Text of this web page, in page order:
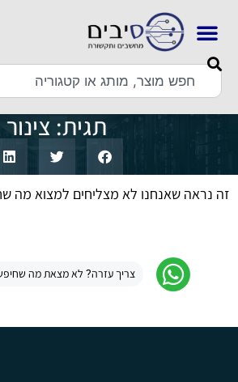
תגית: צינור
זה נראה שאנחנו לא מצליחים למצוא מה
צריך עזרה? לא מצאת מה